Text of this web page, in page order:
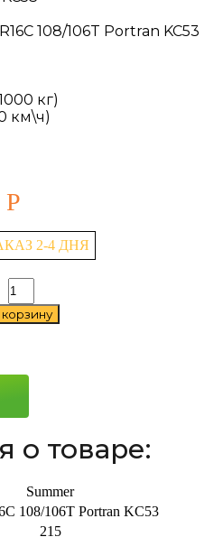
108/106T Portran KC53
кг)
км\ч)
Р
2-4 ДНЯ
Количество
товара
Kumho
R16C
о товаре:
Summer
108/106T Portran KC53
215